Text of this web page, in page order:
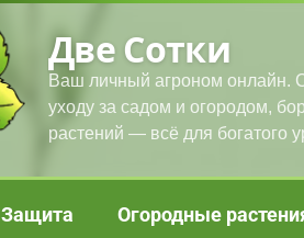
Две Сотки
Ваш личный агроном
уходу за садом и огородом,
растений — всё для богатого
Защита Огородные